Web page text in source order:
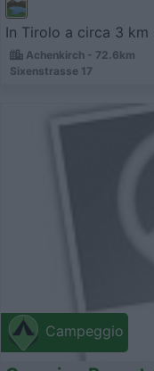
In Tirolo a circa 3
Achenkirch - 72.6km
Sixenstrasse 17
Campeggio